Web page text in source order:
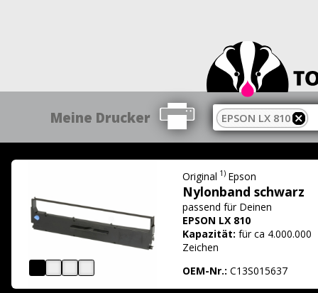
Meine Drucker EPSON LX 810
Original 1) Epson
Nylonband schwarz
passend für Deinen
EPSON LX 810
Kapazität: für ca 4.000.000
Zeichen
OEM-Nr.: C13S015637